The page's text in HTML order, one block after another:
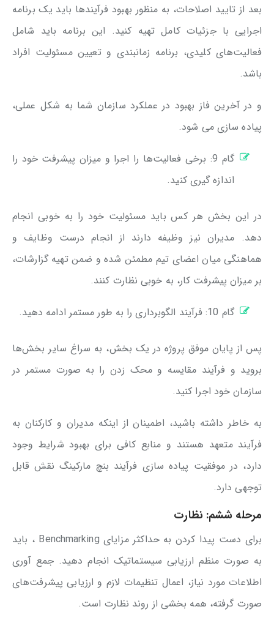
بعد از تایید اصلاحات، به منظور بهبود فرآیندها باید یک برنامه
اجرایی با جزئیات کامل تهیه کنید. این برنامه باید شامل
فعالیت‌های کلیدی، برنامه زمانبندی و تعیین مسئولیت افراد
باشد.
و در آخرین فاز بهبود در عملکرد سازمان شما به شکل عملی،
پیاده سازی می شود.
گام 9: برخی فعالیت‌ها را اجرا و میزان پیشرفت خود را
اندازه گیری کنید.
در این بخش هر کس باید مسئولیت خود را به خوبی انجام
دهد. مدیران نیز وظیفه دارند از انجام درست وظایف و
هماهنگی میان اعضای تیم مطمئن شده و ضمن تهیه گزارشات،
بر میزان پیشرفت کار، به خوبی نظارت کنند.
گام 10: فرآیند الگوبرداری را به طور مستمر ادامه دهید.
پس از پایان موفق پروژه در یک بخش، به سراغ سایر بخش‌ها
بروید و فرآیند مقایسه و محک زدن را به صورت مستمر در
سازمان خود اجرا کنید.
به خاطر داشته باشید، اطمینان از اینکه مدیران و کارکنان به
فرآیند متعهد هستند و منابع کافی برای بهبود شرایط وجود
دارد، در موفقیت پیاده سازی فرآیند بنچ مارکینگ نقش قابل
توجهی دارد.
مرحله ششم: نظارت
برای دست پیدا کردن به حداکثر مزایای Benchmarking ، باید
به صورت منظم ارزیابی سیستماتیک انجام دهید. جمع آوری
اطلاعات مورد نیاز، اعمال تنظیمات لازم و ارزیابی پیشرفت‌های
صورت گرفته، همه بخشی از روند نظارت است.